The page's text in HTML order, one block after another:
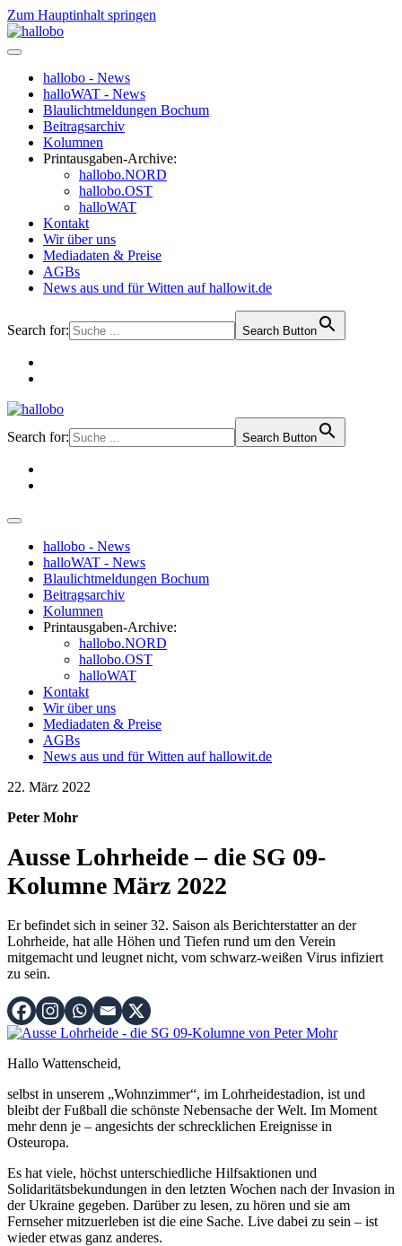
Zum Hauptinhalt springen
hallobo - News
halloWAT - News
Blaulichtmeldungen Bochum
Beitragsarchiv
Kolumnen
Printausgaben-Archive:
hallobo.NORD
hallobo.OST
halloWAT
Kontakt
Wir über uns
Mediadaten & Preise
AGBs
News aus und für Witten auf hallowit.de
Search for: Search Button
Search for: Search Button
hallobo - News
halloWAT - News
Blaulichtmeldungen Bochum
Beitragsarchiv
Kolumnen
Printausgaben-Archive:
hallobo.NORD
hallobo.OST
halloWAT
Kontakt
Wir über uns
Mediadaten & Preise
AGBs
News aus und für Witten auf hallowit.de
22. März 2022
Peter Mohr
Ausse Lohrheide – die SG 09-
Kolumne März 2022
Er befindet sich in seiner 32. Saison als Berichterstatter an der
Lohrheide, hat alle Höhen und Tiefen rund um den Verein
mitgemacht und leugnet nicht, vom schwarz-weißen Virus infiziert
zu sein.
Hallo Wattenscheid,
selbst in unserem „Wohnzimmer“, im Lohrheidestadion, ist und
bleibt der Fußball die schönste Nebensache der Welt. Im Moment
mehr denn je – angesichts der schrecklichen Ereignisse in
Osteuropa.
Es hat viele, höchst unterschiedliche Hilfsaktionen und
Solidaritätsbekundungen in den letzten Wochen nach der Invasion in
der Ukraine gegeben. Darüber zu lesen, zu hören und sie am
Fernseher mitzuerleben ist die eine Sache. Live dabei zu sein – ist
wieder etwas ganz anderes.